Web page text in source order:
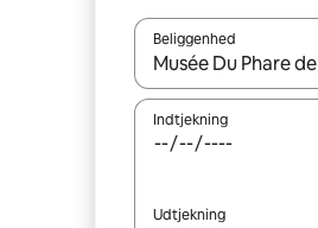
Beliggenhed
Når resultaterne er
Indtjekning
Udtjekning